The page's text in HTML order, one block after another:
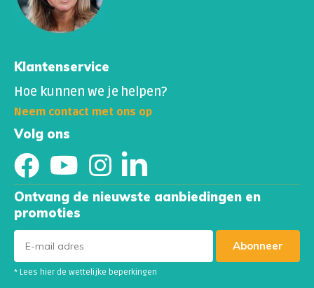
Klantenservice
Hoe kunnen we je helpen?
Neem contact met ons op
Volg ons
Ontvang de nieuwste aanbiedingen en
promoties
Abonneer
* Lees hier de wettelijke beperkingen